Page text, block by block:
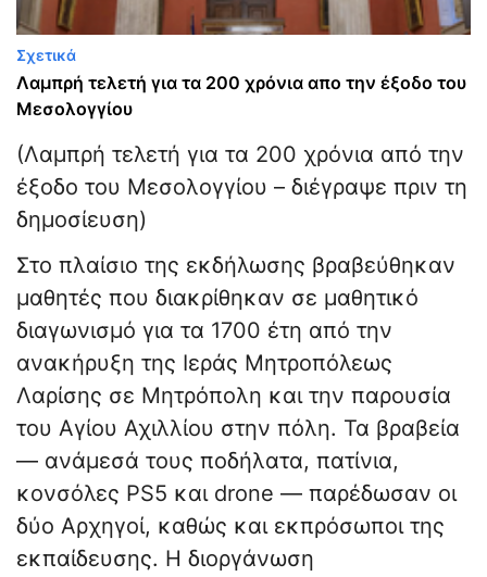
Σχετικά
Λαμπρή τελετή για τα 200 χρόνια απο την έξοδο του
Μεσολογγίου
(Λαμπρή τελετή για τα 200 χρόνια από την
έξοδο του Μεσολογγίου – διέγραψε πριν τη
δημοσίευση)
Στο πλαίσιο της εκδήλωσης βραβεύθηκαν
μαθητές που διακρίθηκαν σε μαθητικό
διαγωνισμό για τα 1700 έτη από την
ανακήρυξη της Ιεράς Μητροπόλεως
Λαρίσης σε Μητρόπολη και την παρουσία
του Αγίου Αχιλλίου στην πόλη. Τα βραβεία
— ανάμεσά τους ποδήλατα, πατίνια,
κονσόλες PS5 και drone — παρέδωσαν οι
δύο Αρχηγοί, καθώς και εκπρόσωποι της
εκπαίδευσης. Η διοργάνωση